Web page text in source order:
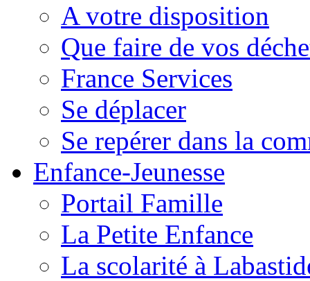
A votre disposition
Que faire de vos
France Services
Se déplacer
Se repérer dans la
Enfance-Jeunesse
Portail Famille
La Petite Enfance
La scolarité à